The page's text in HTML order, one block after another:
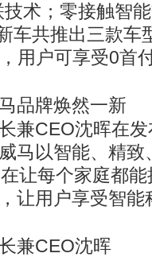
术；零接触智
车共推出三款车
用户可享受0首
品牌焕然一新
兼CEO沈晖在
马以智能、精
让每个家庭都
让用户享受智
兼CEO沈晖